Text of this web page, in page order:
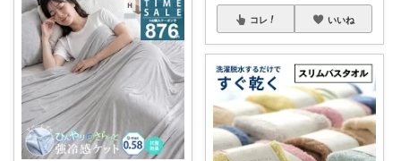
コレ いいね